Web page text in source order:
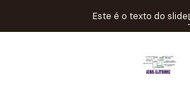
Este é o texto do slide
Películas Película
|